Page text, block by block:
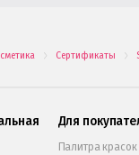
Сертификаты
Для
Палитра красок